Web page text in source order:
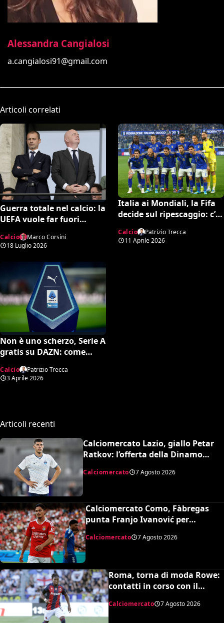
Alessandra Cangialosi
a.cangialosi91@gmail.com
Articoli correlati
Guerra totale nel calcio: la
UEFA vuole far fuori
potente candidatura per
la FIFA
Calcio
Marco Corsini
18 Luglio 2026
Italia ai Mondiali, la Fifa
decide sul ripescaggio: c’è
Calcio
Patrizio Trecca
11 Aprile 2026
Non è uno scherzo, Serie A
gratis su DAZN: come
Calcio
Patrizio Trecca
3 Aprile 2026
Articoli recenti
Calciomercato Lazio, giallo Petar
Ratkov: l’offerta della Dinamo
Calciomercato 7 Agosto 2026
Calciomercato Como, Fàbregas
punta Franjo Ivanović per
l’attacco: il punto sulla trattativa
Calciomercato 7 Agosto 2026
Roma, torna di moda Rowe:
contatti in corso con il
Bologna
Calciomercato 7 Agosto 2026